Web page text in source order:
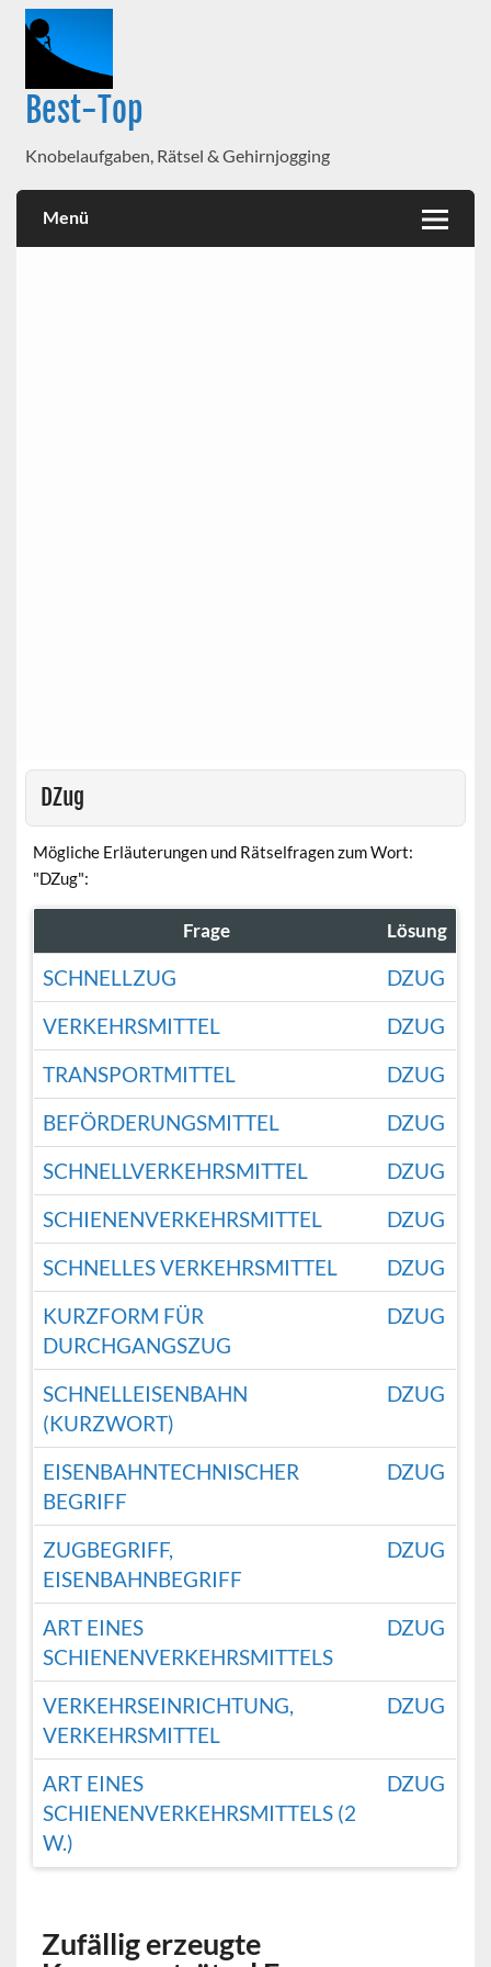
Best-Top
Knobelaufgaben, Rätsel & Gehirnjogging
Menü
DZug
Mögliche Erläuterungen und Rätselfragen zum Wort:
"DZug":
Frage Lösung
SCHNELLZUG
DZUG
VERKEHRSMITTEL
DZUG
TRANSPORTMITTEL
DZUG
BEFÖRDERUNGSMITTEL
DZUG
SCHNELLVERKEHRSMITTEL
DZUG
SCHIENENVERKEHRSMITTEL
DZUG
SCHNELLES VERKEHRSMITTEL
DZUG
KURZFORM FÜR
DURCHGANGSZUG
DZUG
SCHNELLEISENBAHN
(KURZWORT)
DZUG
EISENBAHNTECHNISCHER
BEGRIFF
DZUG
ZUGBEGRIFF,
EISENBAHNBEGRIFF
DZUG
ART EINES
SCHIENENVERKEHRSMITTELS
DZUG
VERKEHRSEINRICHTUNG,
VERKEHRSMITTEL
DZUG
ART EINES
SCHIENENVERKEHRSMITTELS (2
W.)
DZUG
Zufällig erzeugte